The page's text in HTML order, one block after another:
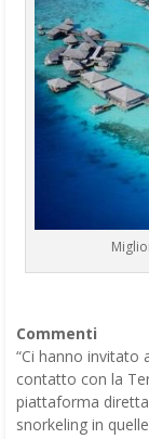
Commenti
“Ci hanno invitato
contatto con la
piattaforma
snorkeling in